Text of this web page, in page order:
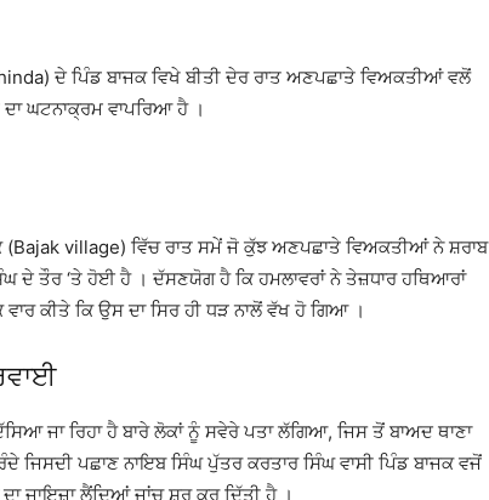
ਦੇ ਪਿੰਡ ਬਾਜਕ ਵਿਖੇ ਬੀਤੀ ਦੇਰ ਰਾਤ ਅਣਪਛਾਤੇ ਵਿਅਕਤੀਆਂ ਵਲੋਂ
ਘਟਨਾਕ੍ਰਮ ਵਾਪਰਿਆ ਹੈ ।
(Bajak village) ਵਿੱਚ ਰਾਤ ਸਮੇਂ ਜੋ ਕੁੱਝ ਅਣਪਛਾਤੇ ਵਿਅਕਤੀਆਂ ਨੇ ਸ਼ਰਾਬ
ਦੇ ਤੌਰ ‘ਤੇ ਹੋਈ ਹੈ । ਦੱਸਣਯੋਗ ਹੈ ਕਿ ਹਮਲਾਵਰਾਂ ਨੇ ਤੇਜ਼ਧਾਰ ਹਥਿਆਰਾਂ
ਕੀਤੇ ਕਿ ਉਸ ਦਾ ਸਿਰ ਹੀ ਧੜ ਨਾਲੋਂ ਵੱਖ ਹੋ ਗਿਆ ।
ਜਾ ਰਿਹਾ ਹੈ ਬਾਰੇ ਲੋਕਾਂ ਨੂੰ ਸਵੇਰੇ ਪਤਾ ਲੱਗਿਆ, ਜਿਸ ਤੋਂ ਬਾਅਦ ਥਾਣਾ
ਪਛਾਣ ਨਾਇਬ ਸਿੰਘ ਪੁੱਤਰ ਕਰਤਾਰ ਸਿੰਘ ਵਾਸੀ ਪਿੰਡ ਬਾਜਕ ਵਜੋਂ
ਜਾਇਜ਼ਾ ਲੈਂਦਿਆਂ ਜਾਂਚ ਸ਼ੁਰੂ ਕਰ ਦਿੱਤੀ ਹੈ ।